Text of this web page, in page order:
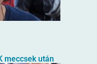
meccsek után